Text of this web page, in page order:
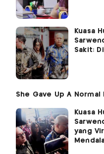
Kuasa
Sakit:
Kuasa
yang